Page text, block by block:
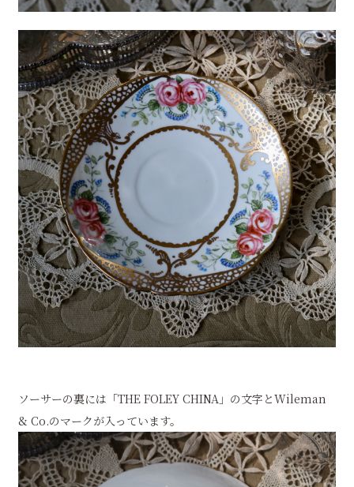
ソーサーの裏には「THE FOLEY CHINA」の文字とWileman
& Co.のマークが入っています。